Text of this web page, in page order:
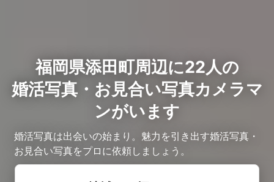
福岡県添田町周辺に22人の
婚活写真・お見合い写真カメラマ
ンがいます
婚活写真は出会いの始まり。魅力を引き出す婚活写真・
お見合い写真をプロに依頼しましょう。